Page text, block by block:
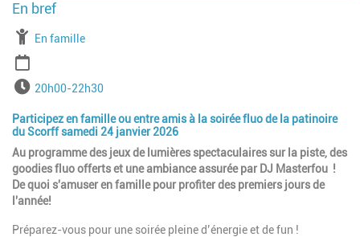
À partir de
En famille
Horaires20h00-22h30
Participez en famille ou entre amis à la soirée fluo de la patinoire
du Scorff samedi 24 janvier 2026
Au programme des jeux de lumières spectaculaires sur la piste, des
goodies fluo offerts et une ambiance assurée par DJ Masterfou !
De quoi s'amuser en famille pour profiter des premiers jours de
l'année!
Préparez-vous pour une soirée pleine d’énergie et de fun !